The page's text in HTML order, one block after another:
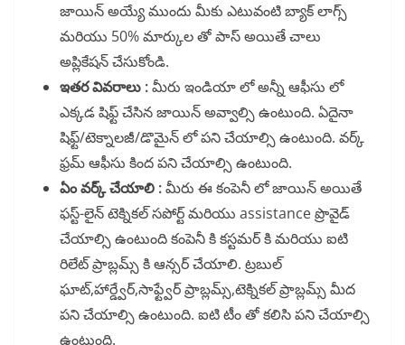
జాయిన్ అయ్యే ముందు మీకు ఎటువంటి బ్యాక్ లాగ్స్
మరియు 50% మార్కుల తో పాస్ అయితే చాలు
అప్లికేషన్ చేసుకోండి.
ఇతర వివరాలు :మీరు ఇండియా లో అన్నీ ఆఫీసు లో
ఎక్కడ షిఫ్ట్ చేసిన జాయిన్ అవ్వాల్సి ఉంటుంది. ఏదైనా
షిఫ్ట్/టెక్నాలజీ/డొమైన్ లో పని చేయాల్సి ఉంటుంది. వర్క్
ఫ్రమ్ ఆఫీసు కింద పని చేయాల్సి ఉంటుంది.
ఏం వర్క్ చేయాలి :మీరు ఈ కంపెనీ లో జాయిన్ అయితే
ఫస్ట్-లైన్ టెక్నికల్ సపోర్ట్ మరియు assistance ప్రొవైడ్
చేయాల్సి ఉంటుంది కంపెనీ కి కస్టమర్ కి మరియు ఐటి
రిలేట్ ప్రాబ్లమ్స్ కి ఆన్సర్ చేయాలి. ట్రబుల్
ఘాట్,హార్డ్వేర్,సాఫ్ట్వేర్ ప్రాబ్లమ్స్,టెక్నికల్ ప్రాబ్లమ్స్ మీద
పని చేయాల్సి ఉంటుంది. ఐటి టీం తో కలిసి పని చేయాల్సి
ఉంటుంది.